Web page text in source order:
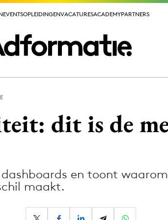
EVENTSOPLEIDINGENVACATURESACADEMYPARTNERS
EVENTSOPLEIDINGENVACATURESACADEMYPARTNERS
Media
PR
dit is de
en toont
maakt.